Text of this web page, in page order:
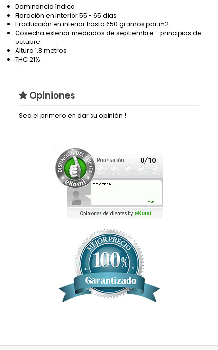
Dominancia índica
Floración en interior 55 - 65 días
Producción en interior hasta 650 gramos por m2
Cosecha exterior mediados de septiembre - principios de
octubre
Altura 1,8 metros
THC 21%
Opiniones
Sea el primero en dar su opinión !